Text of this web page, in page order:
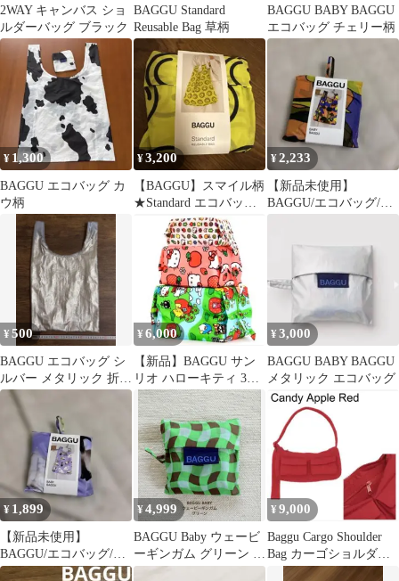
2WAY キャンバス ショ
ルダーバッグ ブラック
BAGGU Standard
Reusable Bag 草柄
BAGGU BABY BAGGU
エコバッグ チェリー柄
¥ 1,300
BAGGU エコバッグ カ
ウ柄
¥3,200
【BAGGU】スマイル柄
★Standard エコバッグ
¥2,233
【新品未使用】
BAGGU/エコバッグ/ト
¥500
BAGGU エコバッグ シ
ルバー メタリック 折り
たたみ
¥ 6,000
【新品】BAGGU サン
リオ ハローキティ 3D
Zip Set ポーチ 3点
¥3,000
BAGGU BABY BAGGU
メタリック エコバッグ
¥ 1,899
【新品未使用】
BAGGU/エコバッグ/フ
ァンシーキャット
¥4,999
BAGGU Baby ウェービ
ーギンガム グリーン バ
グー ベビー エコバッグ
¥ 9,000
Baggu Cargo Shoulder
Bag カーゴショルダー
バッグ